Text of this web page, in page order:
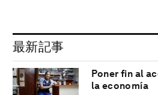
最新記事
Poner fin al
la economía